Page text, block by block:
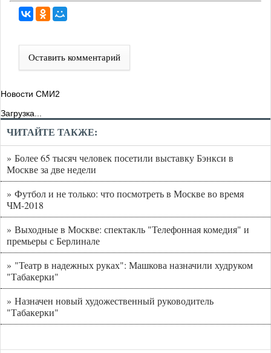
Оставить комментарий
Новости СМИ2
Загрузка...
ЧИТАЙТЕ ТАКЖЕ:
» Более 65 тысяч человек посетили выставку Бэнкси в
Москве за две недели
» Футбол и не только: что посмотреть в Москве во время
ЧМ-2018
» Выходные в Москве: спектакль "Телефонная комедия" и
премьеры с Берлинале
» "Театр в надежных руках": Машкова назначили худруком
"Табакерки"
» Назначен новый художественный руководитель
"Табакерки"